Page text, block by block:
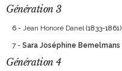
Génération 3
6 - Jean Honoré Danel(1833-1861)
7 - Sara Joséphine Bemelmans
Génération 4